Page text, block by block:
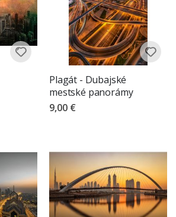
Plagát - Dubajské
mestské panorámy
9,00 €